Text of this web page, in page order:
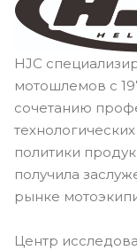
HJC
мотошлемов с
сочетанию
политики
получила
рынке
Центр